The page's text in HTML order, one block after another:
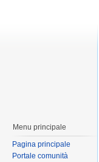
Menu principale
Pagina principale
Portale comunità